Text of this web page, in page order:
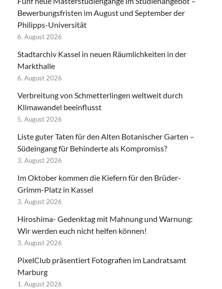
Bewerbungsfristen im August und September der
Philipps-Universität
6. August 2026
Stadtarchiv Kassel in neuen Räumlichkeiten in der
Markthalle
6. August 2026
Verbreitung von Schmetterlingen weltweit durch
Klimawandel beeinflusst
5. August 2026
Liste guter Taten für den Alten Botanischer Garten –
Südeingang für Behinderte als Kompromiss?
3. August 2026
Im Oktober kommen die Kiefern für den Brüder-
Grimm-Platz in Kassel
3. August 2026
Hiroshima- Gedenktag mit Mahnung und Warnung:
Wir werden euch nicht helfen können!
3. August 2026
PixelClub präsentiert Fotografien im Landratsamt
Marburg
1. August 2026